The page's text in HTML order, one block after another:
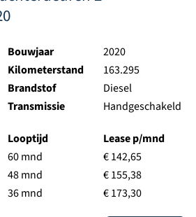
Bouwjaar
2020
Kilometerstand
163.295
Brandstof
Diesel
Transmissie
Handgeschakeld
Looptijd
60 mnd
48 mnd
36 mnd
Lease p/mnd
€ 142,65
€ 155,38
€ 173,30